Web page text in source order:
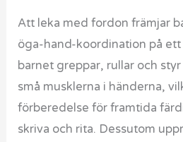
Att leka med fordon främjar
öga-hand-koordination på
barnet greppar, rullar och
små musklerna i händerna,
förberedelse för framtida
skriva och rita. Dessutom